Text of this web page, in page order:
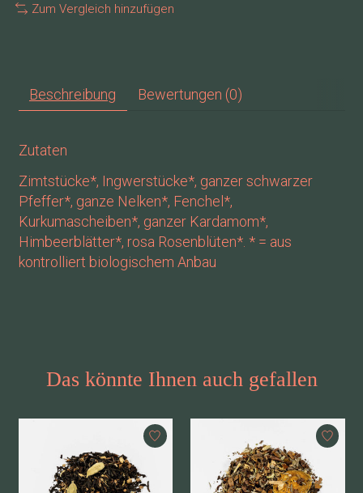
Zum Vergleich hinzufügen
Beschreibung Bewertungen (0)
Zutaten
Zimtstücke*, Ingwerstücke*, ganzer schwarzer
Pfeffer*, ganze Nelken*, Fenchel*,
Kurkumascheiben*, ganzer Kardamom*,
Himbeerblätter*, rosa Rosenblüten*. * = aus
kontrolliert biologischem Anbau
Das könnte Ihnen auch gefallen
Produkt-Karussell-Artikel